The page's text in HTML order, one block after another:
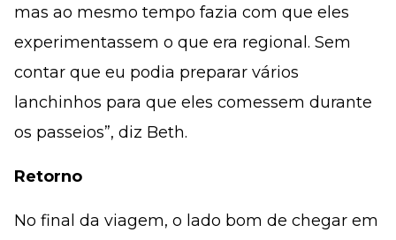
mas ao mesmo tempo fazia com que eles
experimentassem o que era regional. Sem
contar que eu podia preparar vários
lanchinhos para que eles comessem durante
os passeios”, diz Beth.
Retorno
No final da viagem, o lado bom de chegar em